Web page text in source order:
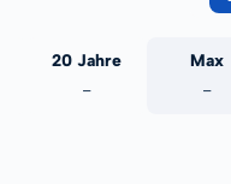
20 Jahre
-
Max
-